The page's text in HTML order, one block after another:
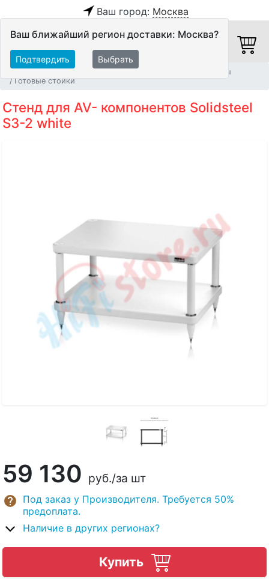
Ваш город: Москва
Ваш ближайший регион доставки: Москва?
Подтвердить Выбрать
Мебель для Hi-Fi аппаратуры
Готовые стойки
Стенд для AV- компонентов Solidsteel
S3-2 white
59 130 руб./за шт
Под заказ у Производителя. Требуется 50%
предоплата.
Наличие в других регионах?
Купить